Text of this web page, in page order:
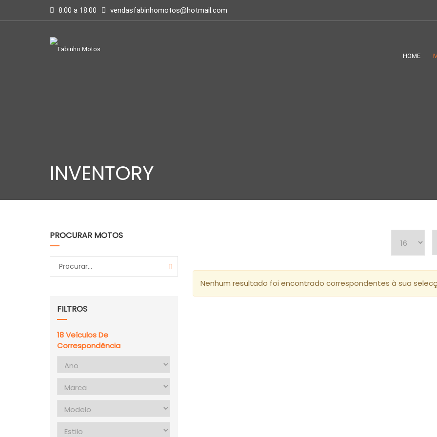
8:00 a 18:00 vendasfabinhomotos@hotmail.com
HOME
INVENTORY
PROCURAR MOTOS
FILTROS
18Veículos De
Correspondência
Nenhum resultado foi encontrado correspondentes à sua